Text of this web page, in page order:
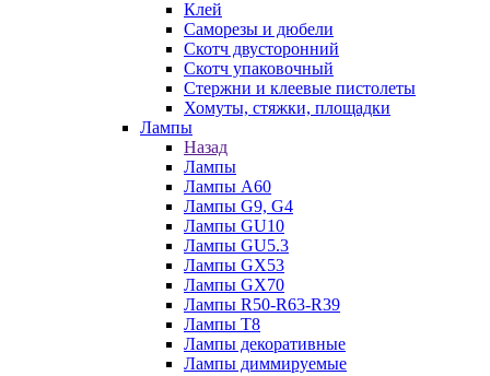
Клей
Саморезы и дюбели
Скотч двусторонний
Скотч упаковочный
Стержни и клеевые пистолеты
Хомуты, стяжки, площадки
Лампы
Назад
Лампы
Лампы А60
Лампы G9, G4
Лампы GU10
Лампы GU5.3
Лампы GX53
Лампы GX70
Лампы R50-R63-R39
Лампы T8
Лампы декоративные
Лампы диммируемые